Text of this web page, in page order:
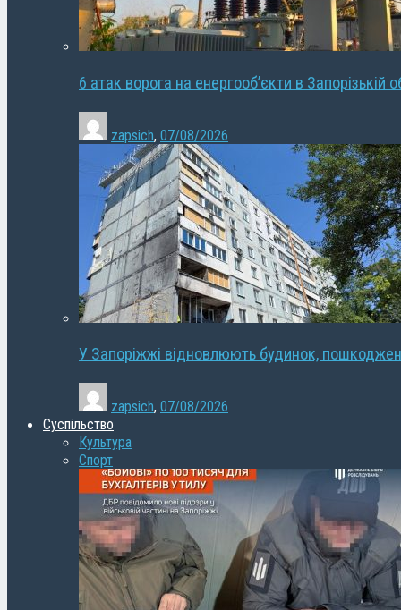
6 атак ворога на енергооб’єкти в Запорізькій
zapsich, 07/08/2026
У Запоріжжі відновлюють будинок,
zapsich, 07/08/2026
Суспільство
Культура
Спорт